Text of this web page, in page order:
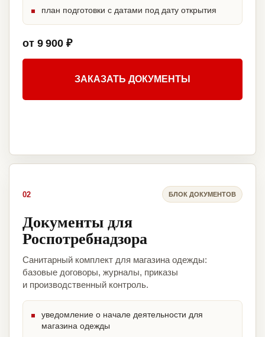
план подготовки с датами под дату открытия
от 9 900 ₽
ЗАКАЗАТЬ ДОКУМЕНТЫ
02 БЛОК ДОКУМЕНТОВ
Документы для
Роспотребнадзора
Санитарный комплект для магазина одежды:
базовые договоры, журналы, приказы
и производственный контроль.
уведомление о начале деятельности для
магазина одежды